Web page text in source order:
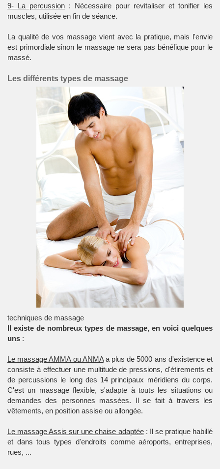
9- La percussion : Nécessaire pour revitaliser et tonifier les
muscles, utilisée en fin de séance.
La qualité de vos massage vient avec la pratique, mais l'envie
est primordiale sinon le massage ne sera pas bénéfique pour le
massé.
Les différents types de massage
techniques de massage
Il existe de nombreux types de massage, en voici quelques
uns :
Le massage AMMA ou ANMAa plus de 5000 ans d'existence et
consiste à effectuer une multitude de pressions, d'étirements et
de percussions le long des 14 principaux méridiens du corps.
C'est un massage flexible, s'adapte à touts les situations ou
demandes des personnes massées. Il se fait à travers les
vêtements, en position assise ou allongée.
Le massage Assis sur une chaise adaptée: Il se pratique habillé
et dans tous types d'endroits comme aéroports, entreprises,
rues, ...